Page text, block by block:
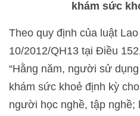
khám sức
Theo quy định của luật
10/2012/QH13 tại Điều
“Hằng năm, người sử
khám sức khoẻ định kỳ
người học nghề, tập